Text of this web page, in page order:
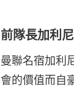
前隊長加利
曼聯名宿加利
會的價值而自